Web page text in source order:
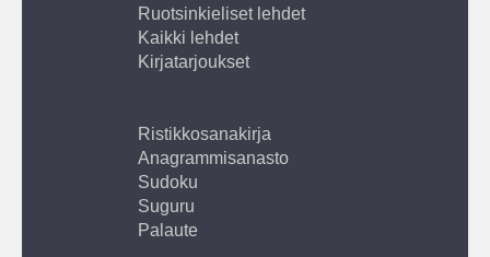
Ruotsinkieliset lehdet
Kaikki lehdet
Kirjatarjoukset
Ristikkosanakirja
Anagrammisanasto
Sudoku
Suguru
Palaute